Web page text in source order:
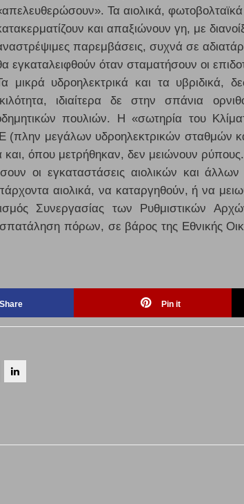
Τα αιολικά,
και απαξιώνουν γη, με
παρεμβάσεις, συχνά σε
εγκαταλειφθούν όταν σταματήσουν οι
μικρά υδροηλεκτρικά και τα υβριδικά,
ιδιαίτερα δε στην σπάνια
πουλιών. Η «σωτηρία του
(πλην μεγάλων υδροηλεκτρικών σταθμών
και, όπου μετρήθηκαν, δεν μειώνουν ρύπους.
οι εγκαταστάσεις αιολικών και
αιολικά, να καταργηθούν, ή να
Συνεργασίας των Ρυθμιστικών
πόρων, σε βάρος της Εθνικής
Share Pin it